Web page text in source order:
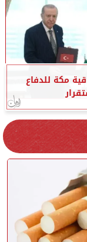
مكة للدفاع